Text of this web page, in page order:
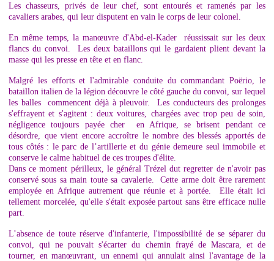
Les chasseurs, privés de leur chef, sont entourés et ramenés par les
cavaliers arabes, qui leur disputent en vain le corps de leur colonel.
En même temps, la manœuvre d'Abd-el-Kader réussissait sur les deux
flancs du convoi. Les deux bataillons qui le gardaient plient devant la
masse qui les presse en tête et en flanc.
Malgré les efforts et l'admirable conduite du commandant Poërio, le
bataillon italien de la légion découvre le côté gauche du convoi, sur lequel
les balles commencent déjà à pleuvoir. Les conducteurs des prolonges
s'effrayent et s'agitent : deux voitures, chargées avec trop peu de soin,
négligence toujours payée cher en Afrique, se brisent pendant ce
désordre, que vient encore accroître le nombre des blessés apportés de
tous côtés : le parc de l’artillerie et du génie demeure seul immobile et
conserve le calme habituel de ces troupes d'élite.
Dans ce moment périlleux, le général Trézel dut regretter de n'avoir pas
conservé sous sa main toute sa cavalerie. Cette arme doit être rarement
employée en Afrique autrement que réunie et à portée. Elle était ici
tellement morcelée, qu'elle s'était exposée partout sans être efficace nulle
part.
L’absence de toute réserve d'infanterie, l'impossibilité de se séparer du
convoi, qui ne pouvait s'écarter du chemin frayé de Mascara, et de
tourner, en manœuvrant, un ennemi qui annulait ainsi l'avantage de la